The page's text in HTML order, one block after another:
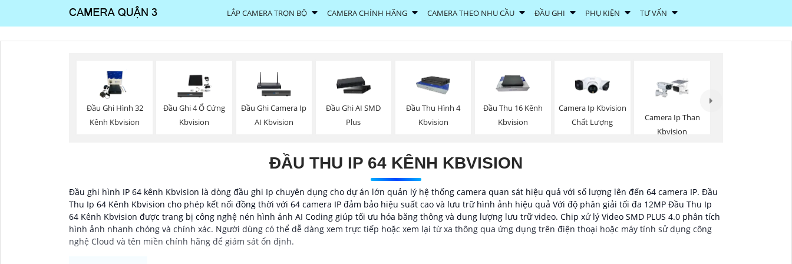
LẮP CAMERA TRỌN BỘ CAMERA CHÍNH HÃNG CAMERA THEO NHU CẦU ĐẦU GHI PHỤ KIỆN TƯ VẤN
Đầu Ghi Hình 32
Kênh Kbvision
Đầu Ghi 4 Ổ Cứng
Kbvision
Đầu Ghi Camera Ip
AI Kbvision
Đầu Ghi AI SMD
Plus
Đầu Thu Hình 4
Kbvision
Đầu Thu 16 Kênh
Kbvision
Camera Ip Kbvision
Chất Lượng
Camera Ip Than
Kbvision
ĐẦU THU IP 64 KÊNH KBVISION
Đầu ghi hình IP 64 kênh Kbvision là dòng đầu ghi Ip chuyên dụng cho dự án lớn quản lý hệ thống camera quan sát hiệu quả với số lượng lên đến 64 camera IP. Đầu
Thu Ip 64 Kênh Kbvision cho phép kết nối đồng thời với 64 camera IP đảm bảo hiệu suất cao và lưu trữ hình ảnh hiệu quả Với độ phân giải tối đa 12MP Đầu Thu Ip
64 Kênh Kbvision được trang bị công nghệ nén hình ảnh AI Coding giúp tối ưu hóa băng thông và dung lượng lưu trữ video. Chip xử lý Video SMD PLUS 4.0 phân tích
hình ảnh nhanh chóng và chính xác. Người dùng có thể dễ dàng xem trực tiếp hoặc xem lại từ xa thông qua ứng dụng trên điện thoại hoặc máy tính sử dụng công
nghệ Cloud và tên miền chính hãng để giám sát ổn định.